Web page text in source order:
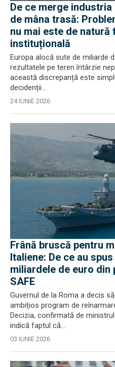
De ce merge
de mâna trasă:
nu mai este de
instituțională
Europa alocă sute de miliarde
rezultatele pe teren întârzie
această discrepanță este
decidenții...
24 IUNIE 2026
Frână bruscă pentru
Italiene: De ce au
miliardele de euro din
SAFE
Guvernul de la Roma a decis
ambițios program de
Decizia, confirmată de
indică faptul că...
03 IUNIE 2026